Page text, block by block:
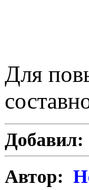
Для
Добавил:
Автор: